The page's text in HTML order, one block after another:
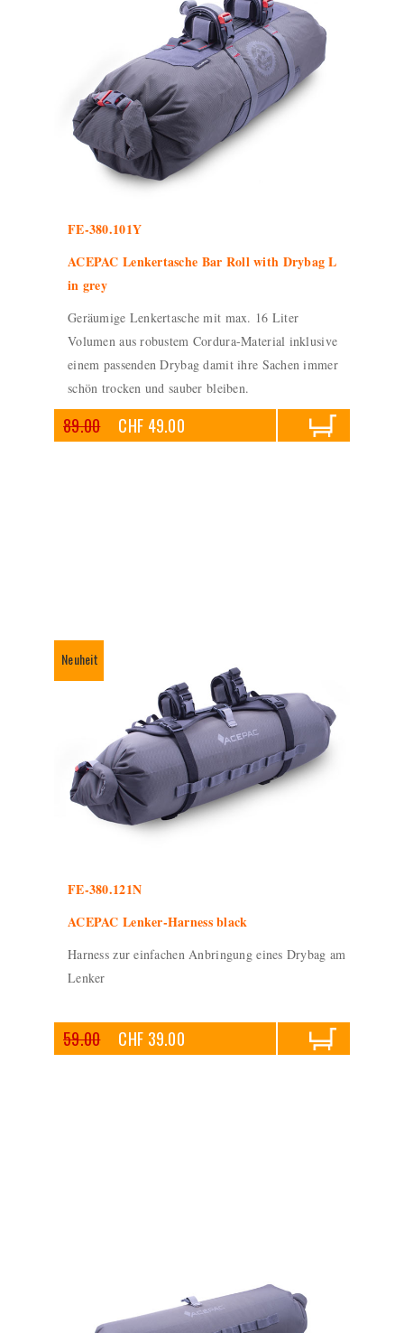
FE-380.101Y
ACEPAC Lenkertasche Bar Roll with Drybag L
in grey
Geräumige Lenkertasche mit max. 16 Liter
Volumen aus robustem Cordura-Material inklusive
einem passenden Drybag damit ihre Sachen immer
schön trocken und sauber bleiben.
89.00 CHF 49.00
FE-380.121N
ACEPAC Lenker-Harness black
Harness zur einfachen Anbringung eines Drybag am
Lenker
59.00 CHF 39.00
Neuheit